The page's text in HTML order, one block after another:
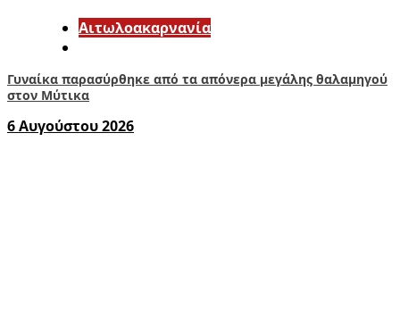
Αιτωλοακαρνανία
Γυναίκα παρασύρθηκε από τα απόνερα μεγάλης θαλαμηγού
στον Μύτικα
6 Αυγούστου 2026